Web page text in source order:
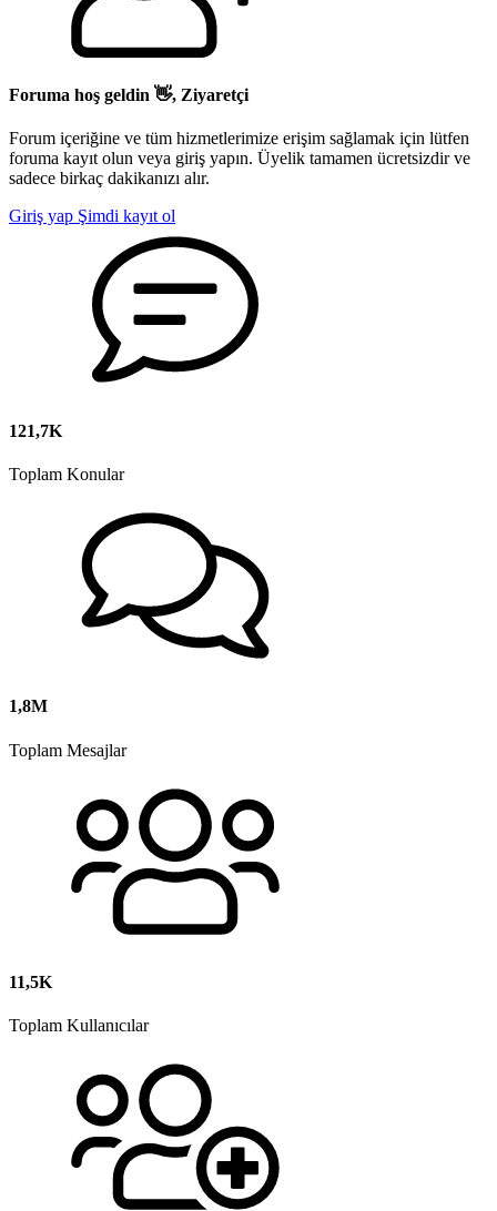
Foruma hoş geldin 👋, Ziyaretçi
Forum içeriğine ve tüm hizmetlerimize erişim sağlamak için lütfen
foruma kayıt olun veya giriş yapın. Üyelik tamamen ücretsizdir ve
sadece birkaç dakikanızı alır.
Giriş yap Şimdi kayıt ol
121,7K
Toplam Konular
1,8M
Toplam Mesajlar
11,5K
Toplam Kullanıcılar